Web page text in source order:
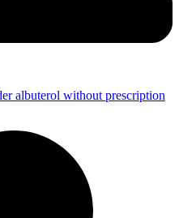
albuterol without prescription